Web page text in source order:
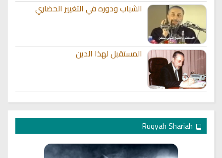
الشباب ودوره في التغيير الحضاري
المستقبل لهذا الدين